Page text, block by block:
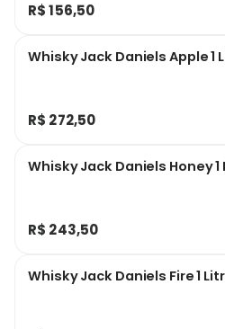
R$ 156,50
Whisky Jack Daniels Apple 1
R$ 272,50
Whisky Jack Daniels Honey 1
R$ 243,50
Whisky Jack Daniels Fire 1